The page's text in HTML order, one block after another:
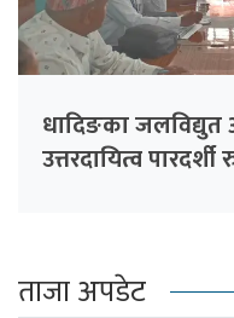
धादिङका
उत्तरदायित्व
ताजा अपडेट